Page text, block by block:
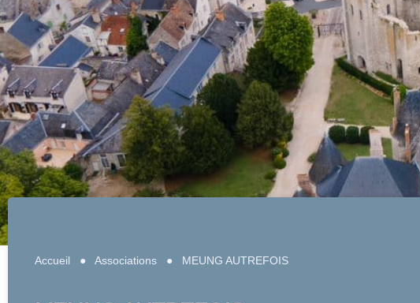
Accueil ● Associations● MEUNG AUTREFOIS